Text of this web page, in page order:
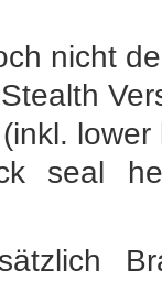
nicht
lower
seal